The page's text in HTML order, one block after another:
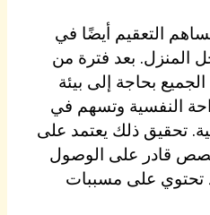
التعقيم أيضًا في
المنزل. بعد فترة من
بحاجة إلى بيئة
النفسية وتسهم في
تحقيق ذلك يعتمد على
قادر على الوصول
تحتوي على مسببات